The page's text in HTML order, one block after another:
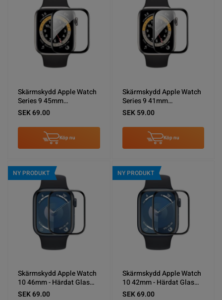
Skärmskydd Apple Watch
Series 9 45mm
Heltäckande Härdat Glas -
Svart
SEK 69.00
Köp nu
Skärmskydd Apple Watch
Series 9 41mm
Heltäckande Härdat Glas -
Svart
SEK 59.00
Köp nu
NY PRODUKT
Skärmskydd Apple Watch
10 46mm - Härdat Glas
Svart
SEK 69.00
NY PRODUKT
Skärmskydd Apple Watch
10 42mm - Härdat Glas
Svart
SEK 69.00